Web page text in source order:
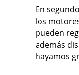
En
los
pueden
además
hayamos